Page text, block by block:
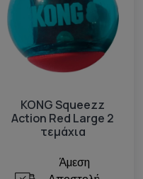
KONG Squeezz
Action Red Large 2
τεμάχια
Άμεση